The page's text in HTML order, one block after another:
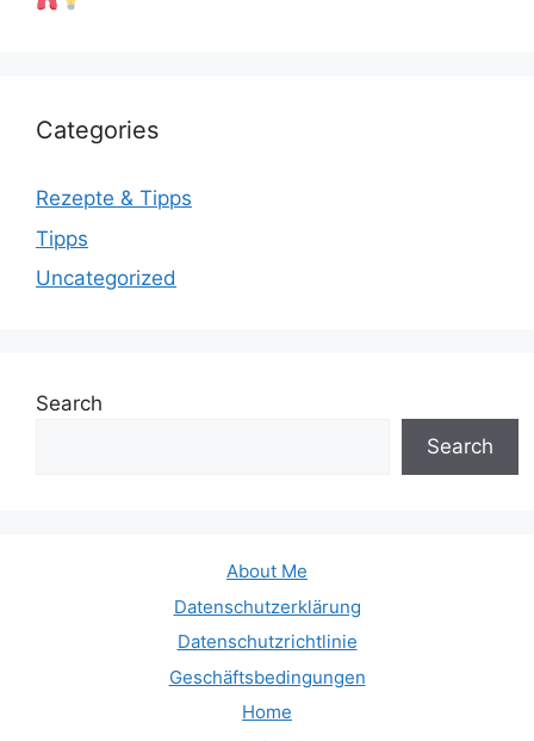
Categories
Rezepte & Tipps
Tipps
Uncategorized
Search
Search
About Me
Datenschutzerklärung
Datenschutzrichtlinie
Geschäftsbedingungen
Home